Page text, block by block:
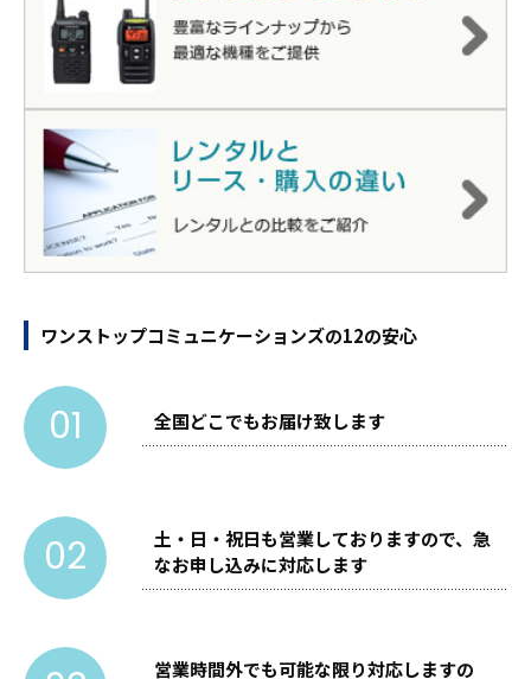
ワンストップコミュニケーションズの12の安心
01 全国どこでもお届け致します
02
土・日・祝日も営業しておりますので、急
なお申し込みに対応します
営業時間外でも可能な限り対応しますの